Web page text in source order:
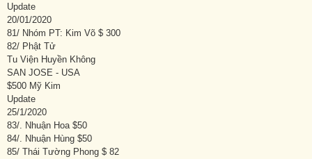
Update
20/01/2020
81/ Nhóm PT: Kim Võ $ 300
82/ Phật Tử
Tu Viện Huyền Không
SAN JOSE - USA
$500 Mỹ Kim
Update
25/1/2020
83/. Nhuận Hoa $50
84/. Nhuận Hùng $50
85/ Thái Tường Phong $ 82